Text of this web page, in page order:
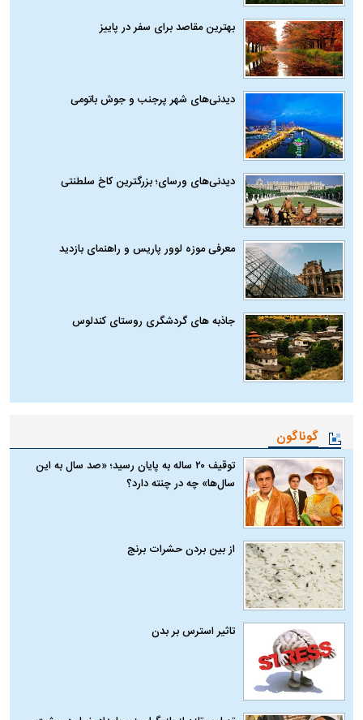
بهترین مقاصد برای سفر در پاییز
دیدنی‌های شهر پرجنب و جوش باتومی
دیدنی‌های ورسای؛ بزرگترین کاخ سلطنتی
معرفی موزه لوور پاریس و راهنمای بازدید
جاذبه های گردشگری روستای کندلوس
گوناگون
توقیف ۲۰ ساله به پایان رسید؛ «صد سال به این
سال‌ها» چه در چنته دارد؟
از بین بردن حشرات برنج
تاثیر استرس بر بدن